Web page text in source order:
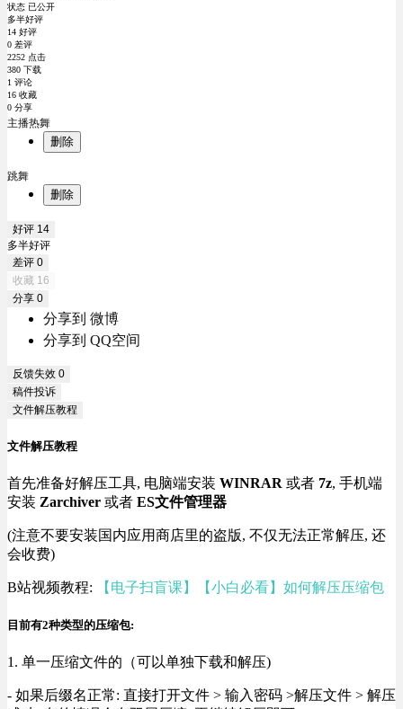
状态 已公开
多半好评
14 好评
0 差评
2252 点击
380 下载
1 评论
16 收藏
0 分享
主播热舞
删除
跳舞
删除
好评 14
多半好评
差评 0
收藏 16
分享 0
分享到 微博
分享到 QQ空间
反馈失效 0
稿件投诉
文件解压教程
文件解压教程
首先准备好解压工具, 电脑端安装 WINRAR 或者 7z, 手机端
安装 Zarchiver 或者 ES文件管理器
(注意不要安装国内应用商店里的盗版, 不仅无法正常解压, 还
会收费)
B站视频教程: 【电子扫盲课】【小白必看】如何解压压缩包
目前有2种类型的压缩包:
1. 单一压缩文件的（可以单独下载和解压)
- 如果后缀名正常: 直接打开文件 > 输入密码 >解压文件 > 解压